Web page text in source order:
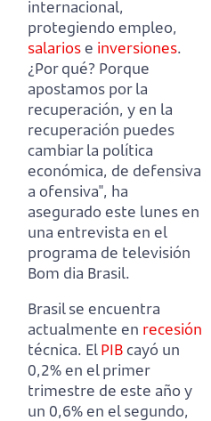
internacional,
protegiendo empleo,
salariose inversiones.
¿Por qué? Porque
apostamos por la
recuperación, y en la
recuperación puedes
cambiar la política
económica, de defensiva
a ofensiva", ha
asegurado este lunes en
una entrevista en el
programa de televisión
Bom dia Brasil.
Brasil se encuentra
actualmente en recesión
técnica. ElPIBcayó un
0,2% en el primer
trimestre de este año y
un 0,6% en el segundo,